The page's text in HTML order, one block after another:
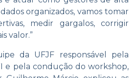
organizados, vamos tomar
medir gargalos, corrigir
valor.”
da UFJF responsável pela
e pela condução do workshop,